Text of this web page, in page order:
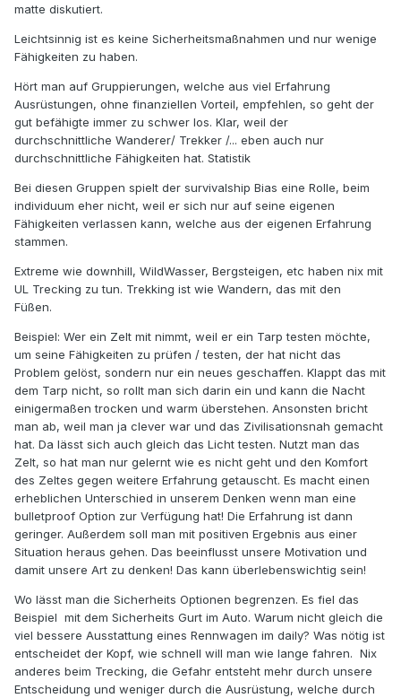
matte diskutiert.
Leichtsinnig ist es keine Sicherheitsmaßnahmen und nur wenige
Fähigkeiten zu haben.
Hört man auf Gruppierungen, welche aus viel Erfahrung
Ausrüstungen, ohne finanziellen Vorteil, empfehlen, so geht der
gut befähigte immer zu schwer los. Klar, weil der
durchschnittliche Wanderer/ Trekker /... eben auch nur
durchschnittliche Fähigkeiten hat. Statistik
Bei diesen Gruppen spielt der survivalship Bias eine Rolle, beim
individuum eher nicht, weil er sich nur auf seine eigenen
Fähigkeiten verlassen kann, welche aus der eigenen Erfahrung
stammen.
Extreme wie downhill, WildWasser, Bergsteigen, etc haben nix mit
UL Trecking zu tun. Trekking ist wie Wandern, das mit den
Füßen.
Beispiel: Wer ein Zelt mit nimmt, weil er ein Tarp testen möchte,
um seine Fähigkeiten zu prüfen / testen, der hat nicht das
Problem gelöst, sondern nur ein neues geschaffen. Klappt das mit
dem Tarp nicht, so rollt man sich darin ein und kann die Nacht
einigermaßen trocken und warm überstehen. Ansonsten bricht
man ab, weil man ja clever war und das Zivilisationsnah gemacht
hat. Da lässt sich auch gleich das Licht testen. Nutzt man das
Zelt, so hat man nur gelernt wie es nicht geht und den Komfort
des Zeltes gegen weitere Erfahrung getauscht. Es macht einen
erheblichen Unterschied in unserem Denken wenn man eine
bulletproof Option zur Verfügung hat! Die Erfahrung ist dann
geringer. Außerdem soll man mit positiven Ergebnis aus einer
Situation heraus gehen. Das beeinflusst unsere Motivation und
damit unsere Art zu denken! Das kann überlebenswichtig sein!
Wo lässt man die Sicherheits Optionen begrenzen. Es fiel das
Beispiel mit dem Sicherheits Gurt im Auto. Warum nicht gleich die
viel bessere Ausstattung eines Rennwagen im daily? Was nötig ist
entscheidet der Kopf, wie schnell will man wie lange fahren. Nix
anderes beim Trecking, die Gefahr entsteht mehr durch unsere
Entscheidung und weniger durch die Ausrüstung, welche durch